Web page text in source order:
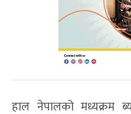
हाल नेपालको मध्यक्रम